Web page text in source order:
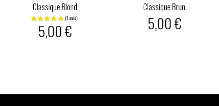
Classique Blond
5,00 €
Classique Brun
5,00 €